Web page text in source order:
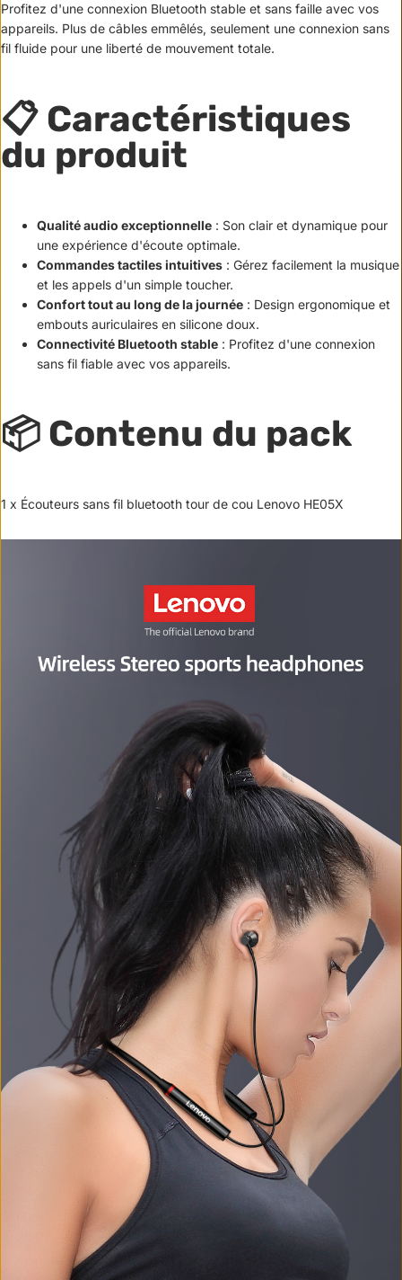
Profitez d'une connexion Bluetooth stable et sans faille avec vos
appareils. Plus de câbles emmêlés, seulement une connexion sans
fil fluide pour une liberté de mouvement totale.
📋 Caractéristiques
du produit
Qualité audio exceptionnelle : Son clair et dynamique pour
une expérience d'écoute optimale.
Commandes tactiles intuitives : Gérez facilement la musique
et les appels d'un simple toucher.
Confort tout au long de la journée : Design ergonomique et
embouts auriculaires en silicone doux.
Connectivité Bluetooth stable : Profitez d'une connexion
sans fil fiable avec vos appareils.
📦 Contenu du pack
1 x Écouteurs sans fil bluetooth tour de cou Lenovo HE05X